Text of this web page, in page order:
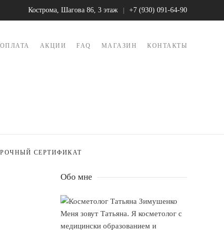
Кострома, Шагова 86, 3 этаж | +7 (930) 091-64-90
ОПЛАТА АКЦИИ FAQ МАГАЗИН КОНТАКТЫ
СЕРТИФИКАТ
Обо мне
Меня зовут Татьяна. Я косметолог с
медицински образованием и